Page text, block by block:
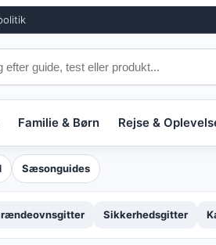
Familie & Børn Rejse &
Sæsonguides
Sikkerhedsgitter